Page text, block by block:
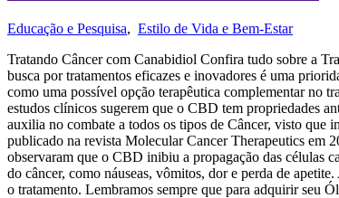
Educação e Pesquisa, Estilo de Vida e Bem-Estar
Tratando Câncer com Canabidiol Confira tudo sobre a
busca por tratamentos eficazes e inovadores é uma
como uma possível opção terapêutica complementar no
estudos clínicos sugerem que o CBD tem propriedades
auxilia no combate a todos os tipos de Câncer, visto que
publicado na revista Molecular Cancer Therapeutics em
observaram que o CBD inibiu a propagação das células
do câncer, como náuseas, vômitos, dor e perda de
o tratamento. Lembramos sempre que para adquirir seu